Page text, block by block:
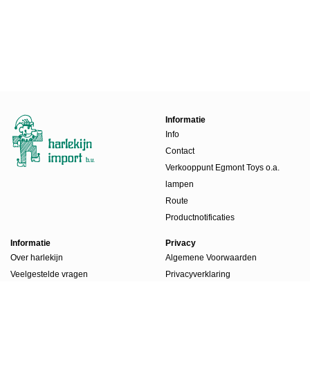
Informatie
Info
Contact
Verkooppunt Egmont Toys o.a.
lampen
Route
Productnotificaties
Informatie
Over harlekijn
Veelgestelde vragen
Privacy
Algemene Voorwaarden
Privacyverklaring